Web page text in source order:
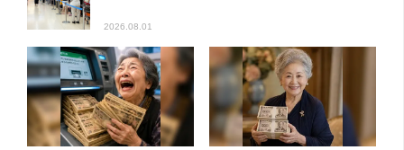
2026.08.01